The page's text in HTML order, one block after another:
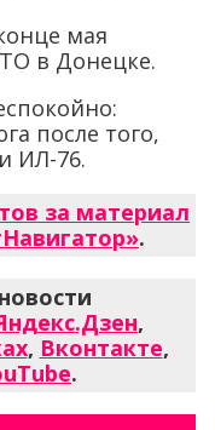
мая
в Донецке.
после того,
ИЛ-76.
за материал
.
,
, Вконтакте,
.